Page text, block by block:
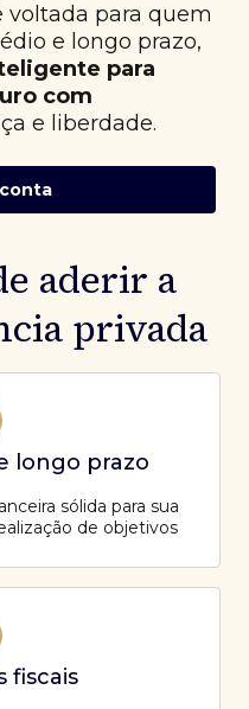
voltada para quem
e longo prazo,
para
com
e liberdade.
aderir a
privada
longo prazo
sólida para sua
de objetivos
fiscais